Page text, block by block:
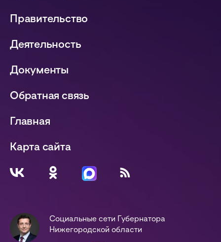
Правительство
Деятельность
Документы
Обратная связь
Главная
Карта сайта
Социальные сети Губернатора
Нижегородской области